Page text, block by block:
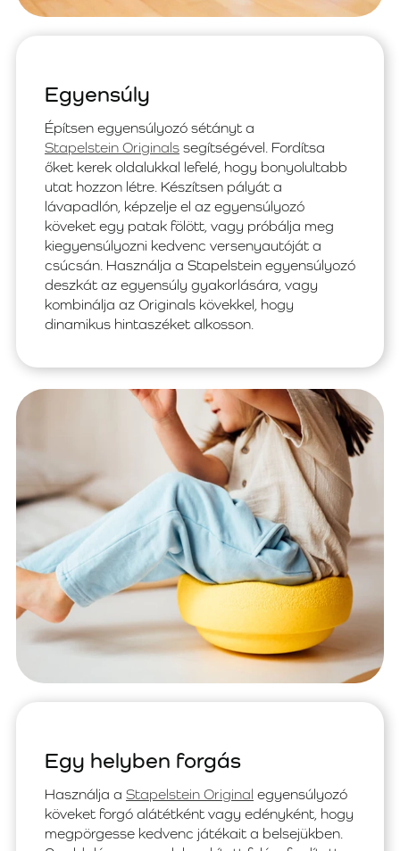
Egyensúly
Építsen egyensúlyozó sétányt a
Stapelstein Originals segítségével. Fordítsa
őket kerek oldalukkal lefelé, hogy bonyolultabb
utat hozzon létre. Készítsen pályát a
lávapadlón, képzelje el az egyensúlyozó
köveket egy patak fölött, vagy próbálja meg
kiegyensúlyozni kedvenc versenyautóját a
csúcsán. Használja a Stapelstein egyensúlyozó
deszkát az egyensúly gyakorlására, vagy
kombinálja az Originals kövekkel, hogy
dinamikus hintaszéket alkosson.
Egy helyben forgás
Használja a Stapelstein Original egyensúlyozó
köveket forgó alátétként vagy edényként, hogy
megpörgesse kedvenc játékait a belsejükben.